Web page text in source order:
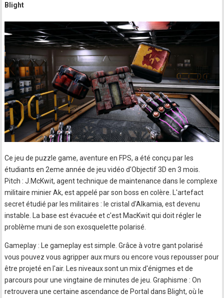
Blight
Ce jeu de puzzle game, aventure en FPS, a été conçu par les
étudiants en 2eme année de jeu vidéo d'Objectif 3D en 3 mois.
Pitch : J.McKwit, agent technique de maintenance dans le complexe
militaire minier Ak, est appelé par son boss en colère. L'artefact
secret étudié par les militaires : le cristal d'Alkamia, est devenu
instable. La base est évacuée et c'est MacKwit qui doit régler le
problème muni de son exosquelette polarisé.
Gameplay : Le gameplay est simple. Grâce à votre gant polarisé
vous pouvez vous agripper aux murs ou encore vous repousser pour
être projeté en l'air. Les niveaux sont un mix d'énigmes et de
parcours pour une vingtaine de minutes de jeu. Graphisme : On
retrouvera une certaine ascendance de Portal dans Blight, où le